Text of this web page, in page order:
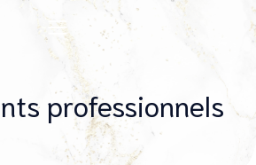
professionnels